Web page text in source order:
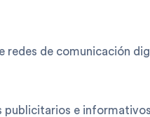
redes de comunicación
publicitarios e